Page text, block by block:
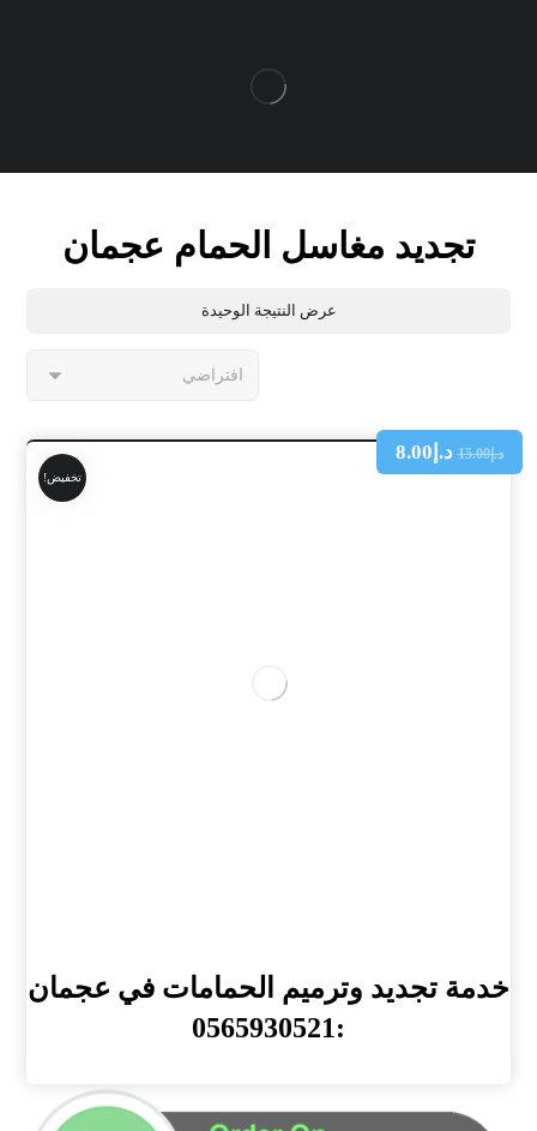
تجديد مغاسل الحمام عجمان
عرض النتيجة الوحيدة
تخفيض!
خدمة تجديد وترميم الحمامات في عجمان
:0565930521
د.إ15.00 د.إ 8.00